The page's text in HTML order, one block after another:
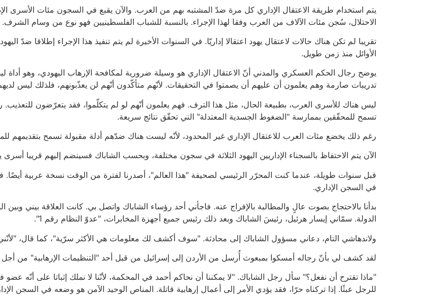
يتم استخدام طريقة الاعتقال الإداري كل مرة ضدّ المشتبه بهم من العرب. والآن يقبع في السجون مئات الأسرى
الاحتلال، سُجن مئات الآلاف من العرب وفقا لهذا الإجراء. بالنسبة للشباب الفلسطينيين فهو نوع من وسام الشرف.
تقريبا لم تكن هناك حالات لاعتقال يهود اعتقالا إداريّا. في السنوات الأخيرة لم يتم تنفيذ هذا الإجراء إطلاقا ضدّ
الأوائل منذ زمن طويل.
يوضح رجال الحكم العسكري والمدني أنّ الاعتقال الإداري هو وسيلة ضرورية لمكافحة الإرهاب اليهودي، وهو أداة ليس
تدريبات صارمة وهم يعلمون أن عليهم أن يصمتوا في التحقيقات. لأنّهم متأكّدون أنّهم لن يعذّبونهم، فلذلك ليس
ليس هناك للأسرى العرب، بطبيعة الحال، مثل هذا الترف. فهم يعلمون أنّهم لو لم يتكلّموا، فقد يتعرّضون للتعذيب.
تسمح للمحقّقين بممارسة "الضغوط الجسدية المعتدلة" التي تحقّق نتائج سريعة.
رغم ذلك يخضع مئات العرب للاعتقال الإداري غير المحدود، لأنّه ليست هناك ضدّهم أدلة مقبولة تسمح بتقديمهم
الآن يتم الاحتفاظ بالسجناء الإداريين اليهود الثلاثة في سجون مختلفة، وبحسب الشاباك فسينضم إليهم قريبا أسرى
قبل سنوات طويلة، عندما كنت المحرّر الرئيسي لصحيفة "هذا العالم"، أصدرنا لفترة من الوقت نسخة عربية
في السجن الإداري.
بدأنا بالاحتجاج بصوت عالٍ والمطالبة بالإفراج عنه. فاجأني أحد رؤساء الشاباك واتصل بي. كانت العلاقة بيني وبين
الدولة. سمّاني إيسار هرئيل، رئيسَ الشاباك وبعد ذلك رئيس جميع أجهزة المخابرات، "عدوّ النظام رقم 1".
ولاندهاشي التام، دعاني مسؤول الشاباك إلى محادثة. "سوف أكشف لك معلومات هي الأكثر سرّية"، كما قال،
لقد كشف لي بأنّ رجاله أمسكوا بمبعوث أُرسل من الأردن إلى إسرائيل من قبل أحد "التنظيمات الإرهابية" من
"ماذا تقترح أن نفعل؟" سأل رجل الشاباك. "لا يمكننا أن نحاكم أحمد في المحكمة، لأنّنا لا نملك إثباتا على أنّه
للرجل عبثًا. إذا تركناه حرّا، فقد يؤدي الأمر إلى أعمال إرهابية قاتلة. المناص الوحيد الآمن هو وضعه في السجن